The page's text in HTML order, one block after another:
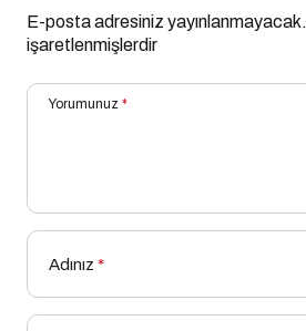
E-posta adresiniz yayınlanmayacak.
işaretlenmişlerdir
Yorumunuz *
Adınız *